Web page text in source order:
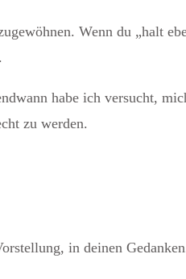
Wenn du „halt
habe ich versucht,
zu werden.
in deinen